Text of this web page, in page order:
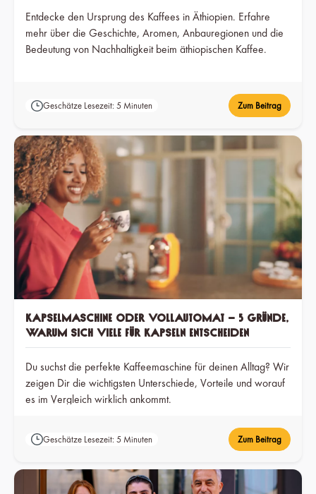
Entdecke den Ursprung des Kaffees in Äthiopien. Erfahre
mehr über die Geschichte, Aromen, Anbauregionen und die
Bedeutung von Nachhaltigkeit beim äthiopischen Kaffee.
Geschätze Lesezeit: 5 Minuten Zum Beitrag
Kapselmaschine oder Vollautomat – 5 Gründe,
warum sich viele für Kapseln entscheiden
Du suchst die perfekte Kaffeemaschine für deinen Alltag? Wir
zeigen Dir die wichtigsten Unterschiede, Vorteile und worauf
es im Vergleich wirklich ankommt.
Geschätze Lesezeit: 5 Minuten Zum Beitrag